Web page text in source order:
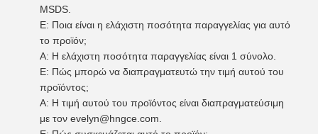
MSDS.
Ε: Ποια είναι η ελάχιστη ποσότητα παραγγελίας για αυτό
το προϊόν;
Α: Η ελάχιστη ποσότητα παραγγελίας είναι 1 σύνολο.
Ε: Πώς μπορώ να διαπραγματευτώ την τιμή αυτού του
προϊόντος;
Α: Η τιμή αυτού του προϊόντος είναι διαπραγματεύσιμη
με τον evelyn@hngce.com.